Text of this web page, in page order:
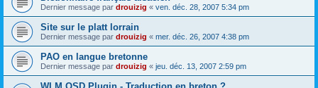
Dernier message par drouizig « ven. déc. 28, 2007 5:34 pm
Site sur le platt lorrain
Dernier message par drouizig « mer. déc. 26, 2007 4:38 pm
PAO en langue bretonne
Dernier message par drouizig « jeu. déc. 13, 2007 2:59 pm